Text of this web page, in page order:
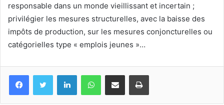
responsable dans un monde vieillissant et incertain ;
privilégier les mesures structurelles, avec la baisse des
impôts de production, sur les mesures conjoncturelles ou
catégorielles type « emplois jeunes »…
FacebookTwitter LinkedinWhatsApp
Partagez par mail Imprimez